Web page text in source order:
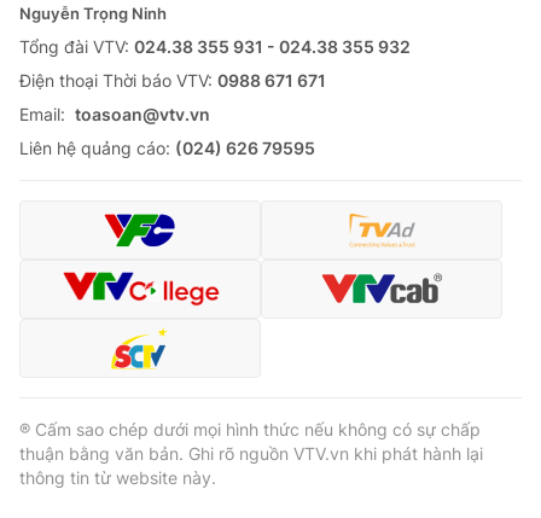
Nguyễn Trọng Ninh
Tổng đài VTV: 024.38 355 931 - 024.38 355 932
Ðiện thoại Thời báo VTV: 0988 671 671
Email: toasoan@vtv.vn
Liên hệ quảng cáo: (024) 626 79595
® Cấm sao chép dưới mọi hình thức nếu không có sự chấp
thuận bằng văn bản. Ghi rõ nguồn VTV.vn khi phát hành lại
thông tin từ website này.